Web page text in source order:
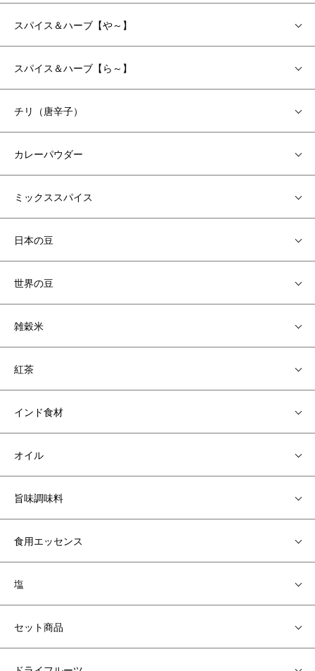
スパイス＆ハーブ【や～】
スパイス＆ハーブ【ら～】
チリ（唐辛子）
カレーパウダー
ミックススパイス
日本の豆
世界の豆
雑穀米
紅茶
インド食材
オイル
旨味調味料
食用エッセンス
塩
セット商品